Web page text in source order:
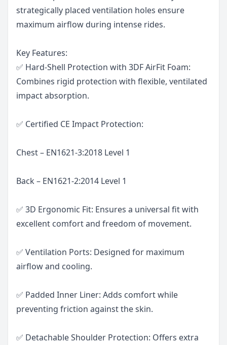
strategically placed ventilation holes ensure
maximum airflow during intense rides.
Key Features:
✅ Hard-Shell Protection with 3DF AirFit Foam:
Combines rigid protection with flexible, ventilated
impact absorption.
✅ Certified CE Impact Protection:
Chest – EN1621-3:2018 Level 1
Back – EN1621-2:2014 Level 1
✅ 3D Ergonomic Fit: Ensures a universal fit with
excellent comfort and freedom of movement.
✅ Ventilation Ports: Designed for maximum
airflow and cooling.
✅ Padded Inner Liner: Adds comfort while
preventing friction against the skin.
✅ Detachable Shoulder Protection: Offers extra